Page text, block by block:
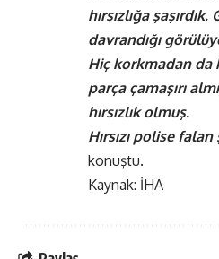
hırsızlığa
davrandığı
Hiç korkmadan da
parça çamaşırı
hırsızlık olmuş.
Hırsızı polise
konuştu.
Kaynak: İHA